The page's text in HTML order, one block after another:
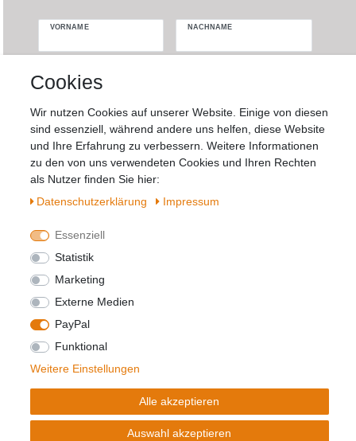
VORNAME NACHNAME
Honig
Hiermit bestätige ich, dass ich dieDaten­
schutz­erklärunggelesen habe. Meine
Einwilligung kann ich jederzeit widerrufen.**
Abonnieren
** Hierbei handelt es sich um ein Pflichtfeld.
Widerrufs­recht
Daten­schutz­erklärung
© Copyright 2026 | Alle Rechte vorbehalten.
Realisierung und Umsetzung byeCommerce-factory
Cookies
Wir nutzen Cookies auf unserer Website. Einige von diesen
sind essenziell, während andere uns helfen, diese Website
und Ihre Erfahrung zu verbessern. Weitere Informationen
zu den von uns verwendeten Cookies und Ihren Rechten
als Nutzer finden Sie hier:
Daten­schutz­erklärung
Impressum
Essenziell
Statistik
Marketing
Externe Medien
PayPal
Funktional
Weitere Einstellungen
Alle akzeptieren
Auswahl akzeptieren